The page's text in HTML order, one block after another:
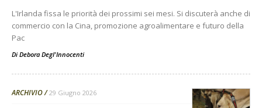
L'Irlanda fissa le priorità dei prossimi sei mesi. Si discuterà anche di
commercio con la Cina, promozione agroalimentare e futuro della
Pac
Di Debora Degl'Innocenti
ARCHIVIO 29 Giugno 2026